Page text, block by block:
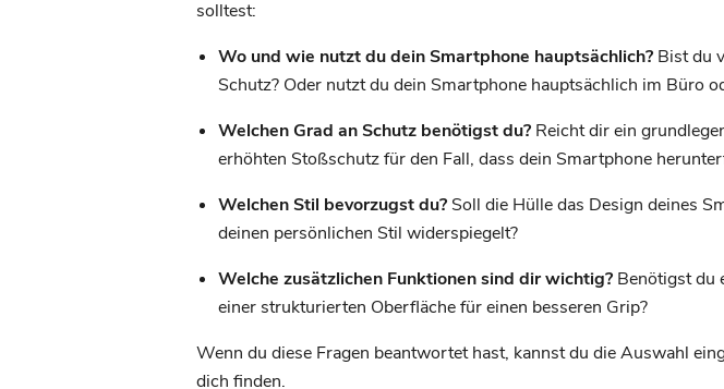
solltest:
Wo und wie nutzt du dein Smartphone hauptsächlich? Bist du
Schutz? Oder nutzt du dein Smartphone hauptsächlich im Büro
Welchen Grad an Schutz benötigst du? Reicht dir ein
erhöhten Stoßschutz für den Fall, dass dein Smartphone
Welchen Stil bevorzugst du? Soll die Hülle das Design deines
deinen persönlichen Stil widerspiegelt?
Welche zusätzlichen Funktionen sind dir wichtig? Benötigst du
einer strukturierten Oberfläche für einen besseren Grip?
Wenn du diese Fragen beantwortet hast, kannst du die Auswahl
dich finden.